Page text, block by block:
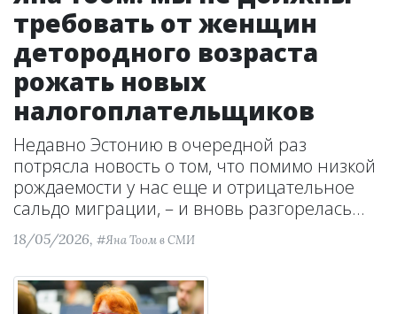
требовать от женщин
детородного возраста
рожать новых
налогоплательщиков
Недавно Эстонию в очередной раз
потрясла новость о том, что помимо низкой
рождаемости у нас еще и отрицательное
сальдо миграции, – и вновь разгорелась...
18/05/2026, #Яна Тоом в СМИ